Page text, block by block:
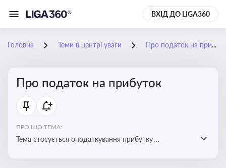
ВХІД ДО LIGA360
Головна Теми в центрі уваги Про податок на прибуток
Про податок на прибуток
ПРО ЩО ТЕМА:
Тема стосується оподаткування прибутку